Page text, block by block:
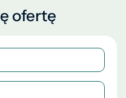
ofertę